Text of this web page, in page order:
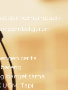
dan kemampuan
pembelajaran
cerita
banget sama
Tapi,